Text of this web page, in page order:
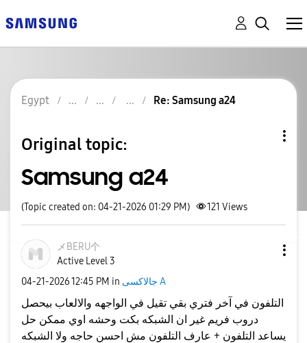
Egypt Re: Samsung a24
Original topic:
Samsung a24
(Topic created on: 04-21-2026 01:29 PM) 121 Views
メBERU个
Active Level 3
‎04-21-202612:45 PM in جالاكسى A
التلفون في آخر فتري بقي تقيل في الواجهه والالعاب بيحصل
دروب فريم غير ان الشبكه بكت وحشه اوي ممكن حل
يساعد التلفون + عارف التلفون مش احسن حاجه ولا الشبكه